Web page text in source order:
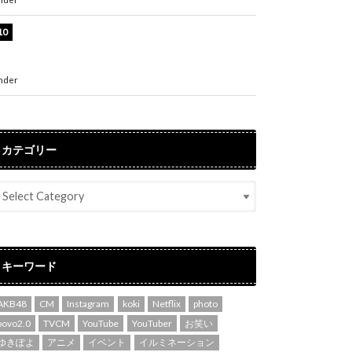
カテゴリー
キーワード
CM Instagram koki Netflix
photo
TVCM YouTube YouTuber
お笑い
きぽよ
アニメ イベント イルミネーション